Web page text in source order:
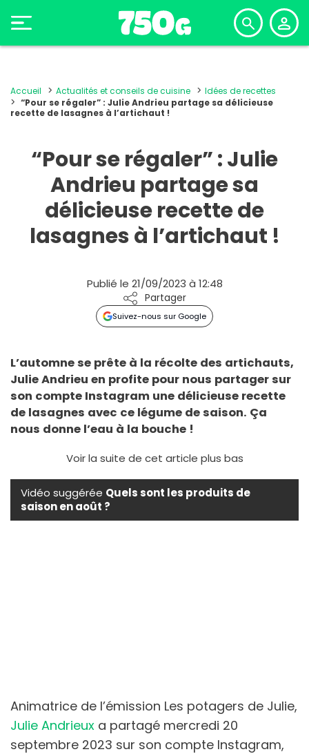
Accueil Actualités et conseils de cuisine
Idées de recettes
“Pour se régaler” : Julie Andrieu partage sa délicieuse
recette de lasagnes à l’artichaut !
“Pour se régaler” : Julie
Andrieu partage sa
délicieuse recette de
lasagnes à l’artichaut !
Publié le 21/09/2023 à 12:48
Partager
Suivez-nous sur Google
L’automne se prête à la récolte des artichauts,
Julie Andrieu en profite pour nous partager sur
son compte Instagram une délicieuse recette
de lasagnes avec ce légume de saison. Ça
nous donne l’eau à la bouche !
Voir la suite de cet article plus bas
Vidéo suggérée Quels sont les produits de
saison en août ?
Animatrice de l’émission Les potagers de Julie,
Julie Andrieux a partagé mercredi 20
septembre 2023 sur son compte Instagram,